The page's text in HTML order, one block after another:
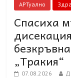
АРТуално
Спасиха
„Тракия“
07.08.2026